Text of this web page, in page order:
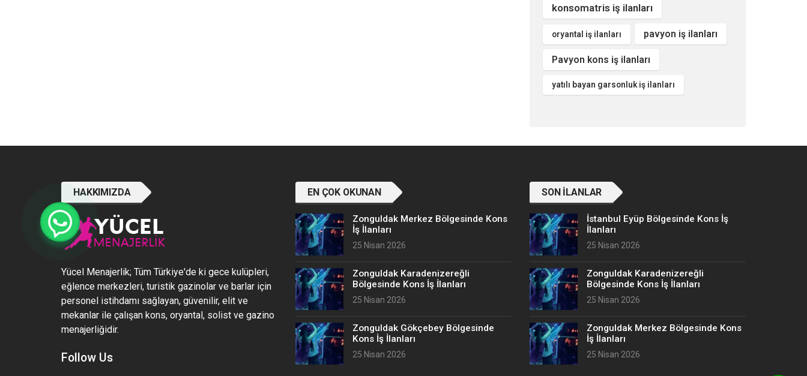
konsomatris iş ilanları
oryantal iş ilanları pavyon iş ilanları
Pavyon kons iş ilanları
yatılı bayan garsonluk iş ilanları
HAKKIMIZDA
Yücel Menajerlik; Tüm Türkiye'de ki gece kulüpleri,
eğlence merkezleri, turistik gazinolar ve barlar için
personel istihdamı sağlayan, güvenilir, elit ve
mekanlar ile çalışan kons, oryantal, solist ve gazino
menajerliğidir.
Follow Us
EN ÇOK OKUNAN
Zonguldak Merkez Bölgesinde Kons
İş İlanları
25 Nisan 2026
Zonguldak Karadenizereğli
Bölgesinde Kons İş İlanları
25 Nisan 2026
Zonguldak Gökçebey Bölgesinde
Kons İş İlanları
25 Nisan 2026
SON İLANLAR
İstanbul Eyüp Bölgesinde Kons İş
İlanları
25 Nisan 2026
Zonguldak Karadenizereğli
Bölgesinde Kons İş İlanları
25 Nisan 2026
Zonguldak Merkez Bölgesinde Kons
İş İlanları
25 Nisan 2026